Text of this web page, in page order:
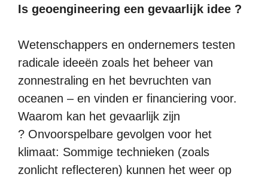
Is geoengineering een gevaarlijk idee ?
Wetenschappers en ondernemers testen
radicale ideeën zoals het beheer van
zonnestraling en het bevruchten van
oceanen – en vinden er financiering voor.
Waarom kan het gevaarlijk zijn
? Onvoorspelbare gevolgen voor het
klimaat: Sommige technieken (zoals
zonlicht reflecteren) kunnen het weer op